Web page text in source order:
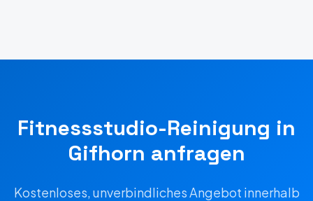
Fitnessstudio-Reinigung in
Gifhorn anfragen
Kostenloses, unverbindliches Angebot innerhalb